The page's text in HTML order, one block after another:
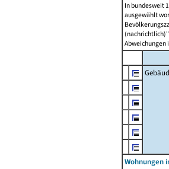
In bundesweit
ausgewählt
Abweichungen
Wohnungen